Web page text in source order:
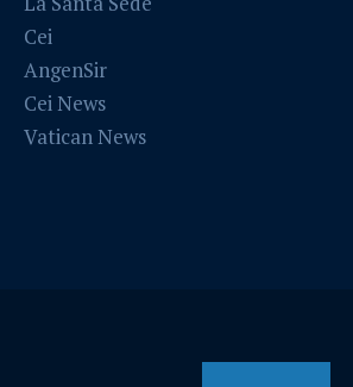
Cei
AngenSir
Cei News
Vatican News